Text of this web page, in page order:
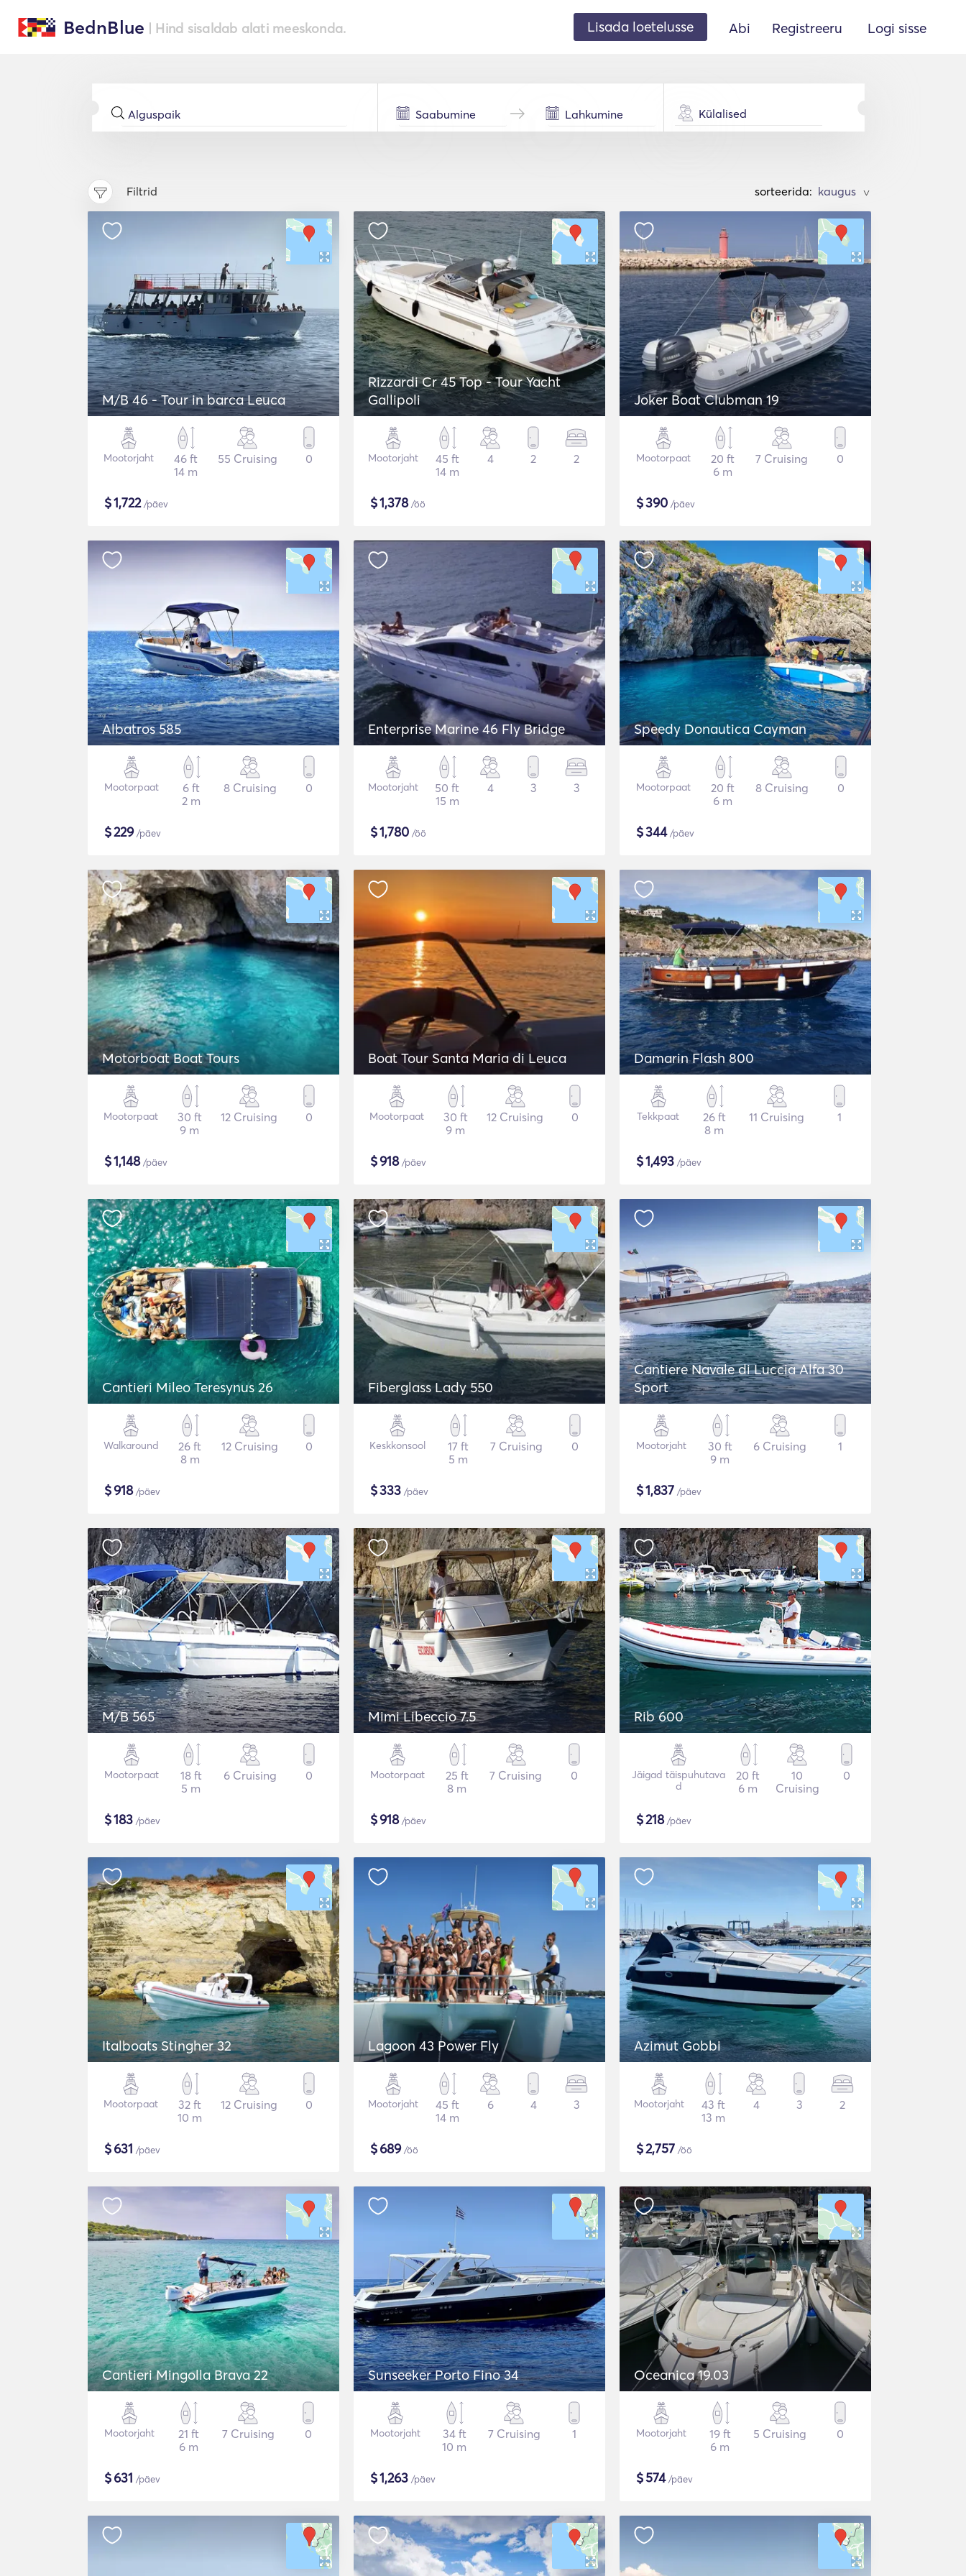
BednBlue | Hind sisaldab alati meeskonda. Lisada loetelusse Abi Registreeru Logi sisse
Külalised
Filtrid sorteerida: >
M/B 46 - Tour in barca Leuca
Mootorjaht
46 ft
14 m
55 Cruising 0
$1,722/päev
Rizzardi Cr 45 Top - Tour Yacht
Gallipoli
Mootorjaht
45 ft
14 m
4 2 2
$1,378/öö
Joker Boat Clubman 19
Mootorpaat
20 ft
6 m
7 Cruising 0
$390 /päev
Albatros 585
Mootorpaat
6 ft
2 m
8 Cruising 0
$229/päev
Enterprise Marine 46 Fly Bridge
Mootorjaht
50 ft
15 m
4 3 3
$1,780 /öö
Speedy Donautica Cayman
Mootorpaat
20 ft
6 m
8 Cruising 0
$344/päev
Motorboat Boat Tours
Mootorpaat
30 ft
9 m
12 Cruising 0
$1,148/päev
Boat Tour Santa Maria di Leuca
Mootorpaat
30 ft
9 m
12 Cruising 0
$918/päev
Damarin Flash 800
Tekkpaat
26 ft
8 m
11 Cruising 1
$1,493 /päev
Cantieri Mileo Teresynus 26
Walkaround
26 ft
8 m
12 Cruising 0
$918/päev
Fiberglass Lady 550
Keskkonsool
17 ft
5 m
7 Cruising 0
$333 /päev
Cantiere Navale di Luccia Alfa 30
Sport
Mootorjaht
30 ft
9 m
6 Cruising 1
$1,837 /päev
M/B 565
Mootorpaat
18 ft
5 m
6 Cruising 0
$183 /päev
Mimi Libeccio 7.5
Mootorpaat
25 ft
8 m
7 Cruising 0
$918/päev
Rib 600
Jäigad täispuhutava
d
20 ft
6 m
10
Cruising
0
$218/päev
Italboats Stingher 32
Mootorpaat
32 ft
10 m
12 Cruising 0
$631 /päev
Lagoon 43 Power Fly
Mootorjaht
45 ft
14 m
6 4 3
$689/öö
Azimut Gobbi
Mootorjaht
43 ft
13 m
4 3 2
$2,757 /öö
Cantieri Mingolla Brava 22
Mootorjaht
21 ft
6 m
7 Cruising 0
$631 /päev
Sunseeker Porto Fino 34
Mootorjaht
34 ft
10 m
7 Cruising 1
$1,263 /päev
Oceanica 19.03
Mootorjaht
19 ft
6 m
5 Cruising 0
$574/päev